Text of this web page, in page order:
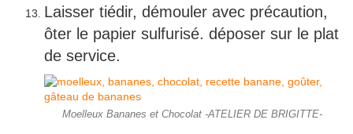
Laisser tiédir, démouler avec précaution,
ôter le papier sulfurisé. déposer sur le plat
de service.
Moelleux Bananes et Chocolat -ATELIER DE BRIGITTE-